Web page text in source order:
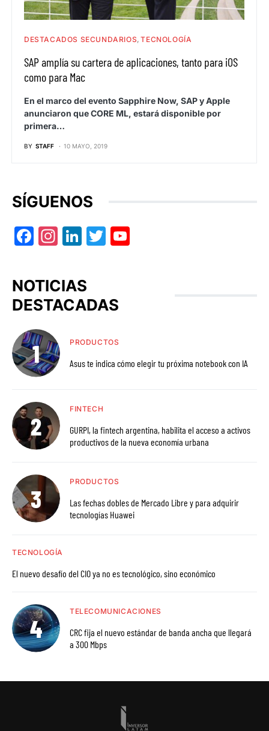
DESTACADOS SECUNDARIOS TECNOLOGÍA
SAP amplía su cartera de aplicaciones, tanto para iOS
como para Mac
En el marco del evento Sapphire Now, SAP y Apple
anunciaron que CORE ML, estará disponible por
primera…
BY STAFF 10 MAYO, 2019
SÍGUENOS
Facebook
Instagram
LinkedIn
Twitter
NOTICIAS
DESTACADAS
PRODUCTOS
Asus te indica cómo elegir tu próxima notebook con IA
FINTECH
GURPI, la fintech argentina, habilita el acceso a activos
productivos de la nueva economía urbana
PRODUCTOS
Las fechas dobles de Mercado Libre y para adquirir
tecnologías Huawei
TECNOLOGÍA
El nuevo desafío del CIO ya no es tecnológico, sino económico
TELECOMUNICACIONES
CRC fija el nuevo estándar de banda ancha que llegará
a 300 Mbps